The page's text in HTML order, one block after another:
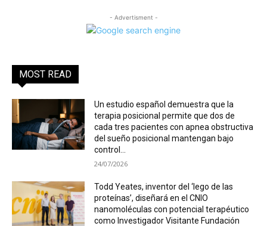
- Advertisment -
MOST READ
Un estudio español demuestra que la
terapia posicional permite que dos de
cada tres pacientes con apnea obstructiva
del sueño posicional mantengan bajo
control...
24/07/2026
Todd Yeates, inventor del ‘lego de las
proteínas’, diseñará en el CNIO
nanomoléculas con potencial terapéutico
como Investigador Visitante Fundación